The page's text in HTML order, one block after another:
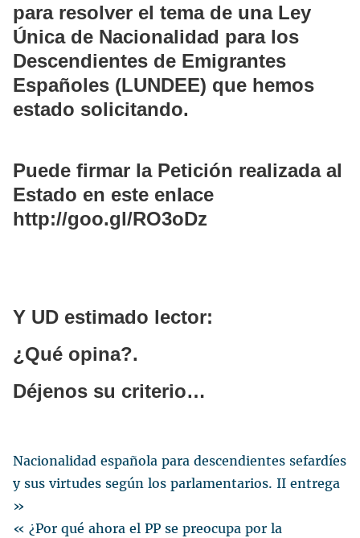
para resolver el tema de una Ley
Única de Nacionalidad para los
Descendientes de Emigrantes
Españoles (LUNDEE) que hemos
estado solicitando.
Puede firmar la Petición realizada al
Estado en este enlace
http://goo.gl/RO3oDz
Y UD estimado lector:
¿Qué opina?.
Déjenos su criterio…
Nacionalidad española para descendientes sefardíes
y sus virtudes según los parlamentarios. II entrega
»
« ¿Por qué ahora el PP se preocupa por la